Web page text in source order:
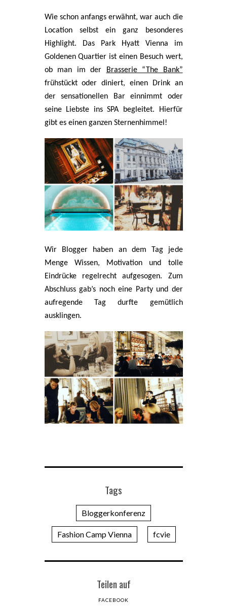
Wie schon anfangs erwähnt, war auch die
Location selbst ein ganz besonderes
Highlight. Das Park Hyatt Vienna im
Goldenen Quartier ist einen Besuch wert,
ob man im der
Brasserie “The Bank”
frühstückt oder diniert, einen Drink an
der sensationellen Bar einnimmt oder
seine Liebste ins SPA begleitet. Hierfür
gibt es einen ganzen Sternenhimmel!
Wir Blogger haben an dem Tag jede
Menge Wissen, Motivation und tolle
Eindrücke regelrecht aufgesogen. Zum
Abschluss gab’s noch eine Party und der
aufregende Tag durfte gemütlich
ausklingen.
Tags
Bloggerkonferenz
Fashion Camp Vienna fcvie
Teilen auf
FACEBOOK